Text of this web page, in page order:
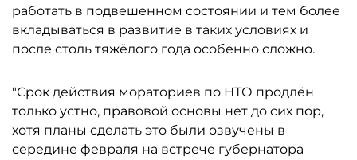
работать в подвешенном состоянии и тем более
вкладываться в развитие в таких условиях и
после столь тяжёлого года особенно сложно.
"Срок действия мораториев по НТО продлён
только устно, правовой основы нет до сих пор,
хотя планы сделать это были озвучены в
середине февраля на встрече губернатора